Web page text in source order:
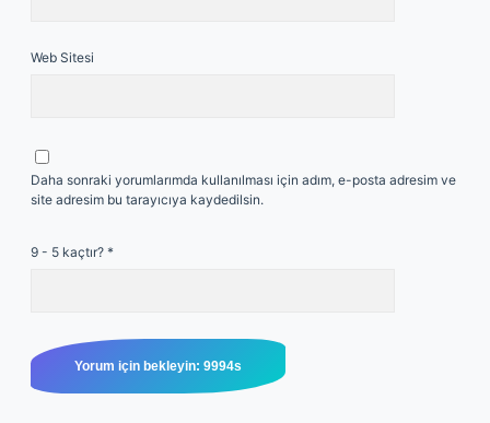
Web Sitesi
Daha sonraki yorumlarımda kullanılması için adım, e-posta adresim ve
site adresim bu tarayıcıya kaydedilsin.
9 - 5 kaçtır? *